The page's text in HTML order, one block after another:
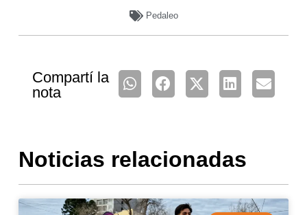
Pedaleo
Compartí la
nota
Noticias relacionadas